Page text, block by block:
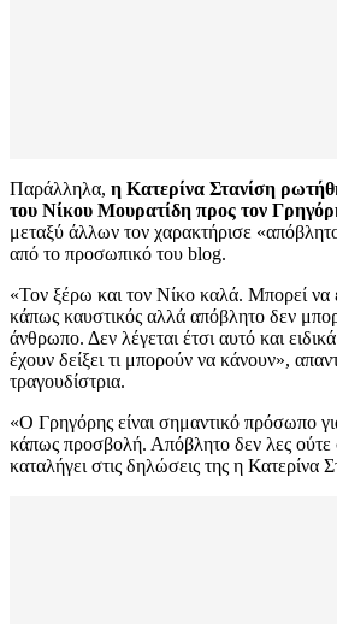
Παράλληλα, η Κατερίνα Στανίση
του Νίκου Μουρατίδη προς τον
μεταξύ άλλων τον χαρακτήρισε
από το προσωπικό του blog.
«Τον ξέρω και τον Νίκο καλά. Μπορεί να
κάπως καυστικός αλλά απόβλητο δεν
άνθρωπο. Δεν λέγεται έτσι αυτό και
έχουν δείξει τι μπορούν να κάνουν»,
τραγουδίστρια.
«Ο Γρηγόρης είναι σημαντικό πρόσωπο
κάπως προσβολή. Απόβλητο δεν λες ούτε
καταλήγει στις δηλώσεις της η Κατερίνα